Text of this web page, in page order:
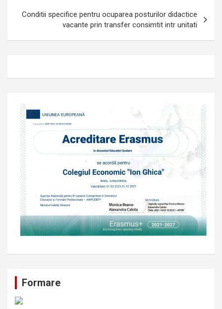
articole
Conditii specifice pentru ocuparea posturilor didactice
vacante prin transfer consimtit intr unitati
Formare